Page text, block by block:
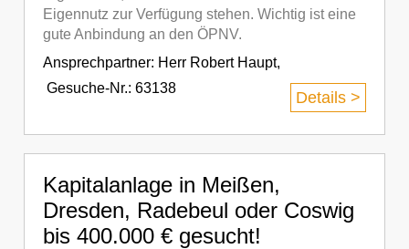
Eigennutz zur Verfügung stehen. Wichtig ist eine
gute Anbindung an den ÖPNV.
Ansprechpartner: Herr Robert Haupt,
Gesuche-Nr.: 63138
Details >
Kapitalanlage in Meißen,
Dresden, Radebeul oder Coswig
bis 400.000 € gesucht!